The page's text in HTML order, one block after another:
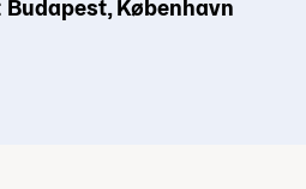
Budapest, København